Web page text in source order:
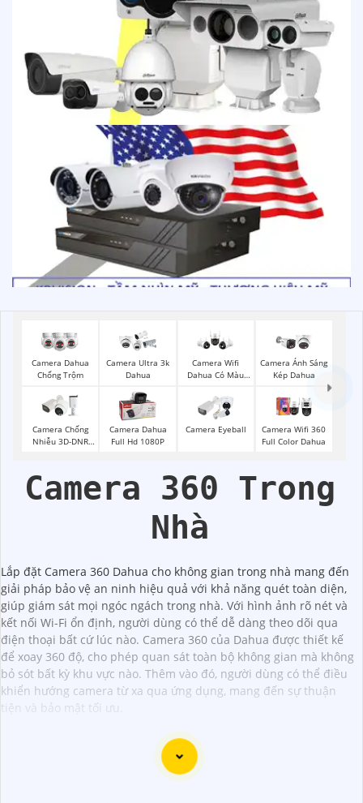
Camera Dahua
Chống Trộm
Camera Ultra 3k
Dahua
Camera Wifi
Dahua Có Màu
Camera Ánh Sáng
Kép Dahua
Camera Chống
Nhiễu 3D-DNR
Camera Dahua
Full Hd 1080P
Camera Eyeball
Camera Wifi 360
Full Color Dahua
Camera 360 Trong
Nhà
Lắp đặt Camera 360 Dahua cho không gian trong nhà mang đến
giải pháp bảo vệ an ninh hiệu quả với khả năng quét toàn diện,
giúp giám sát mọi ngóc ngách trong nhà. Với hình ảnh rõ nét và
kết nối Wi-Fi ổn định, người dùng có thể dễ dàng theo dõi qua
điện thoại bất cứ lúc nào. Camera 360 của Dahua được thiết kế
để xoay 360 độ, cho phép quan sát toàn bộ không gian mà không
bỏ sót bất kỳ khu vực nào. Thêm vào đó, người dùng có thể điều
khiển hướng camera từ xa qua ứng dụng, mang đến sự thuận
tiện và bảo mật tối ưu.